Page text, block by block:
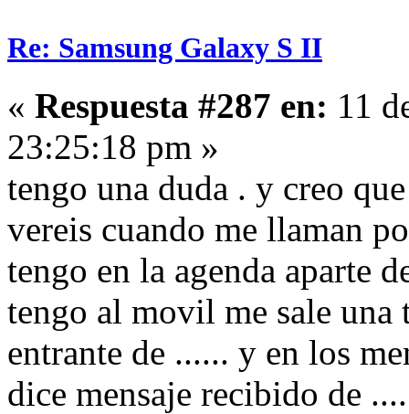
Re: Samsung Galaxy S II
« Respuesta #287 en: 11
23:25:18 pm »
tengo una duda . y creo
vereis cuando me llaman
tengo en la agenda aparte
tengo al movil me sale
entrante de ...... y en los
dice mensaje recibido de